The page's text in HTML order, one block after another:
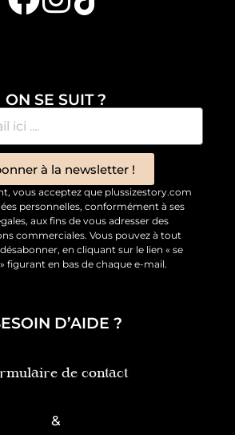
ON SE SUIT ?
à la newsletter !
vous acceptez que plussizestory.com
personnelles, conformément à ses
aux fins de vous adresser des
commerciales. Vous pouvez à tout
en cliquant sur le lien « se
figurant en bas de chaque e-mail.
D’AIDE ?
de contact
&